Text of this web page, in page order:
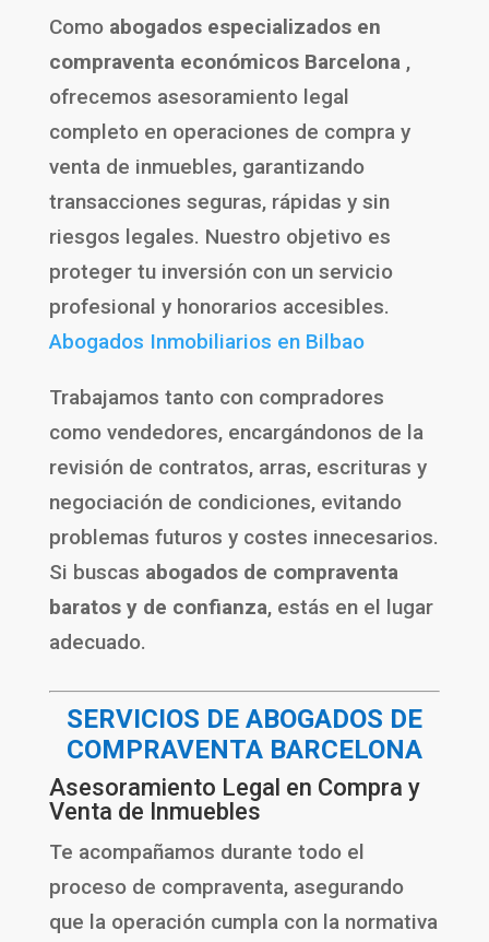
Como abogados especializados en
compraventa económicos Barcelona ,
ofrecemos asesoramiento legal
completo en operaciones de compra y
venta de inmuebles, garantizando
transacciones seguras, rápidas y sin
riesgos legales. Nuestro objetivo es
proteger tu inversión con un servicio
profesional y honorarios accesibles.
Abogados Inmobiliarios en Bilbao
Trabajamos tanto con compradores
como vendedores, encargándonos de la
revisión de contratos, arras, escrituras y
negociación de condiciones, evitando
problemas futuros y costes innecesarios.
Si buscas abogados de compraventa
baratos y de confianza, estás en el lugar
adecuado.
SERVICIOS DE ABOGADOS DE
COMPRAVENTA BARCELONA
Asesoramiento Legal en Compra y
Venta de Inmuebles
Te acompañamos durante todo el
proceso de compraventa, asegurando
que la operación cumpla con la normativa